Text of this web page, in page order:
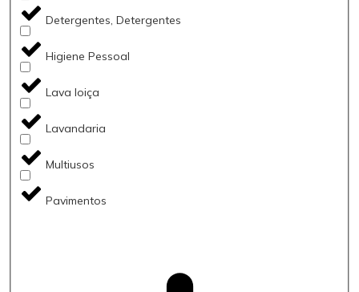
Detergentes, Detergentes
Higiene Pessoal
Lava loiça
Lavandaria
Multiusos
Pavimentos